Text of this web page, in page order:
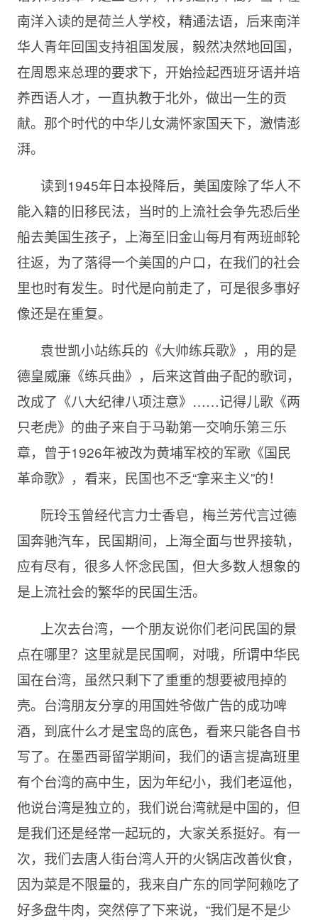
南洋入读的是荷兰人学校，精通法语，后来南洋
华人青年回国支持祖国发展，毅然决然地回国，
在周恩来总理的要求下，开始捡起西班牙语并培
养西语人才，一直执教于北外，做出一生的贡
献。那个时代的中华儿女满怀家国天下，激情澎
湃。
读到1945年日本投降后，美国废除了华人不
能入籍的旧移民法，当时的上流社会争先恐后坐
船去美国生孩子，上海至旧金山每月有两班邮轮
往返，为了落得一个美国的户口，在我们的社会
里也时有发生。时代是向前走了，可是很多事好
像还是在重复。
袁世凯小站练兵的《大帅练兵歌》，用的是
德皇威廉《练兵曲》，后来这首曲子配的歌词，
改成了《八大纪律八项注意》……记得儿歌《两
只老虎》的曲子来自于马勒第一交响乐第三乐
章，曾于1926年被改为黄埔军校的军歌《国民
革命歌》，看来，民国也不乏“拿来主义”的！
阮玲玉曾经代言力士香皂，梅兰芳代言过德
国奔驰汽车，民国期间，上海全面与世界接轨，
应有尽有，很多人怀念民国，但大多数人想象的
是上流社会的繁华的民国生活。
上次去台湾，一个朋友说你们老问民国的景
点在哪里？这里就是民国啊，对哦，所谓中华民
国在台湾，虽然只剩下了重重的想要被甩掉的
壳。台湾朋友分享的用国姓爷做广告的成功啤
酒，到底什么才是宝岛的底色，看来只能各自书
写了。在墨西哥留学期间，我们的语言提高班里
有个台湾的高中生，因为年纪小，我们老逗他，
他说台湾是独立的，我们说台湾就是中国的，但
是我们还是经常一起玩的，大家关系挺好。有一
次，我们去唐人街台湾人开的火锅店改善伙食，
因为菜是不限量的，我来自广东的同学阿赖吃了
好多盘牛肉，突然停了下来说，“我们是不是少